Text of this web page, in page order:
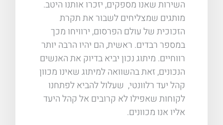
השירות שאנו מספקים, יזכרו אותנו היטב.
מותגים שמצליחים לשבור את תקרת
הזכוכית של עולם הפרסום, ירוויחו מכך
במספר רבדים. ראשית, הם יהיו הרבה יותר
רווחיים. מיתוג נכון יביא בדיוק את האנשים
הנכונים, זאת בהשוואה למיתוג שאינו מכוון
קהל יעד רלוונטי, שעלול להביא לפתחנו
לקוחות שאפילו לא קרובים אל קהל היעד
אליו אנו מכוונים.